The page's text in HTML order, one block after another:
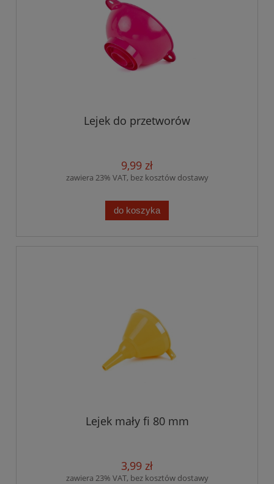
Lejek do przetworów
9,99 zł
zawiera 23% VAT, bez kosztów dostawy
do koszyka
Lejek mały fi 80 mm
3,99 zł
zawiera 23% VAT, bez kosztów dostawy